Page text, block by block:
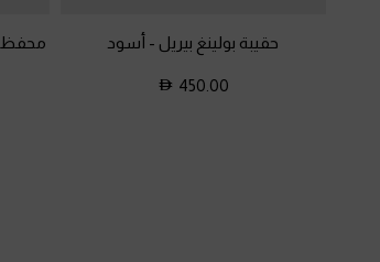
حقيبة بولينغ بيريل - أسود
450.00